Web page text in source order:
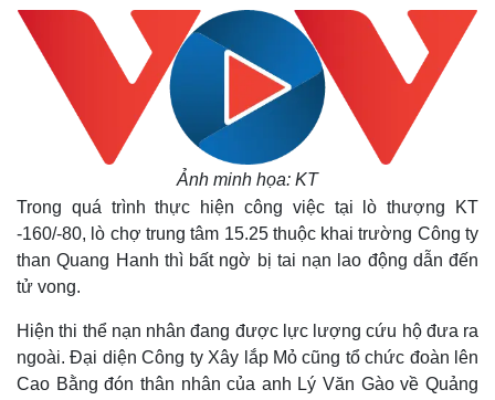
Ảnh minh họa: KT
Trong quá trình thực hiện công việc tại lò thượng KT
-160/-80, lò chợ trung tâm 15.25 thuộc khai trường Công ty
than Quang Hanh thì bất ngờ bị tai nạn lao động dẫn đến
tử vong.
Hiện thi thể nạn nhân đang được lực lượng cứu hộ đưa ra
ngoài. Đại diện Công ty Xây lắp Mỏ cũng tổ chức đoàn lên
Cao Bằng đón thân nhân của anh Lý Văn Gào về Quảng